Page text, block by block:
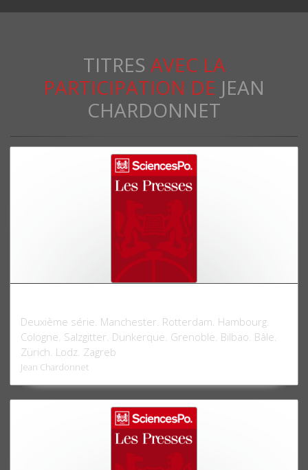
TITRES AVEC LA
PARTICIPATION DE JEAN
CHARDONNET
Deuxième série. Manchester. Rotterdam. Hambourg.
Cologne. Salzgitter. Dunkerque. Grenoble. Bilbao. Bâle.
Zürich. Lodz. Zagreb
Jean Chardonnet